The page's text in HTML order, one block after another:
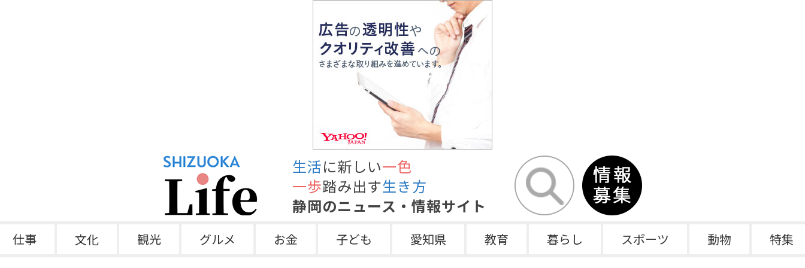
生活に新しい一色
一歩踏み出す生き方
静岡のニュース・情報サイト
仕事 文化 観光 グルメ お金 子ども 愛知県 教育 暮らし スポーツ 動物 特集